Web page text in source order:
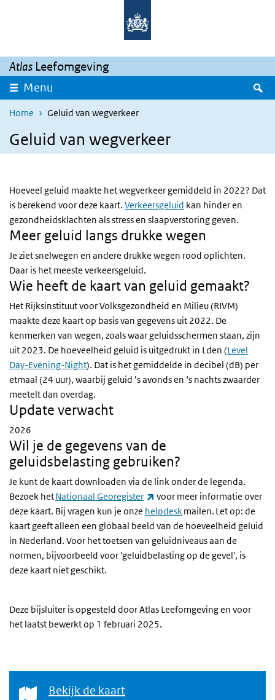
Overslaan en naar de inhoud gaan
Atlas Leefomgeving
Menu
Home Geluid van wegverkeer
Geluid van wegverkeer
Hoeveel geluid maakte het wegverkeer gemiddeld in 2022? Dat
is berekend voor deze kaart. Verkeersgeluid kan hinder en
gezondheidsklachten als stress en slaapverstoring geven.
Meer geluid langs drukke wegen
Je ziet snelwegen en andere drukke wegen rood oplichten.
Daar is het meeste verkeersgeluid.
Wie heeft de kaart van geluid gemaakt?
Het Rijksinstituut voor Volksgezondheid en Milieu (RIVM)
maakte deze kaart op basis van gegevens uit 2022. De
kenmerken van wegen, zoals waar geluidsschermen staan, zijn
uit 2023. De hoeveelheid geluid is uitgedrukt in Lden (Level
Day-Evening-Night). Dat is het gemiddelde in decibel (dB) per
etmaal (24 uur), waarbij geluid ’s avonds en ‘s nachts zwaarder
meetelt dan overdag.
Update verwacht
2026
Wil je de gegevens van de
geluidsbelasting gebruiken?
Je kunt de kaart downloaden via de link onder de legenda.
Bezoek hetNationaal Georegister (externe link)
voor meer informatie over
deze kaart. Bij vragen kun je onze helpdeskmailen. Let op: de
kaart geeft alleen een globaal beeld van de hoeveelheid geluid
in Nederland. Voor het toetsen van geluidniveaus aan de
normen, bijvoorbeeld voor 'geluidbelasting op de gevel', is
deze kaart niet geschikt.
Deze bijsluiter is opgesteld door Atlas Leefomgeving en voor
het laatst bewerkt op 1 februari 2025.
Bekijk de kaart
Bekijk de kaart